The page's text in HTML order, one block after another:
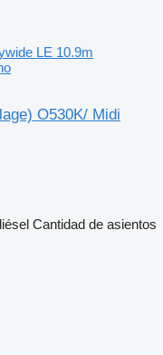
LE 10.9m
O530K/ Midi
Cantidad de asientos